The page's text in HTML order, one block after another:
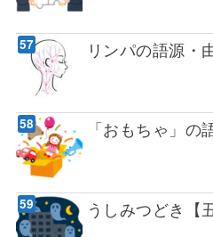
リンパの語源・
「おもちゃ」の
うしみつどき【